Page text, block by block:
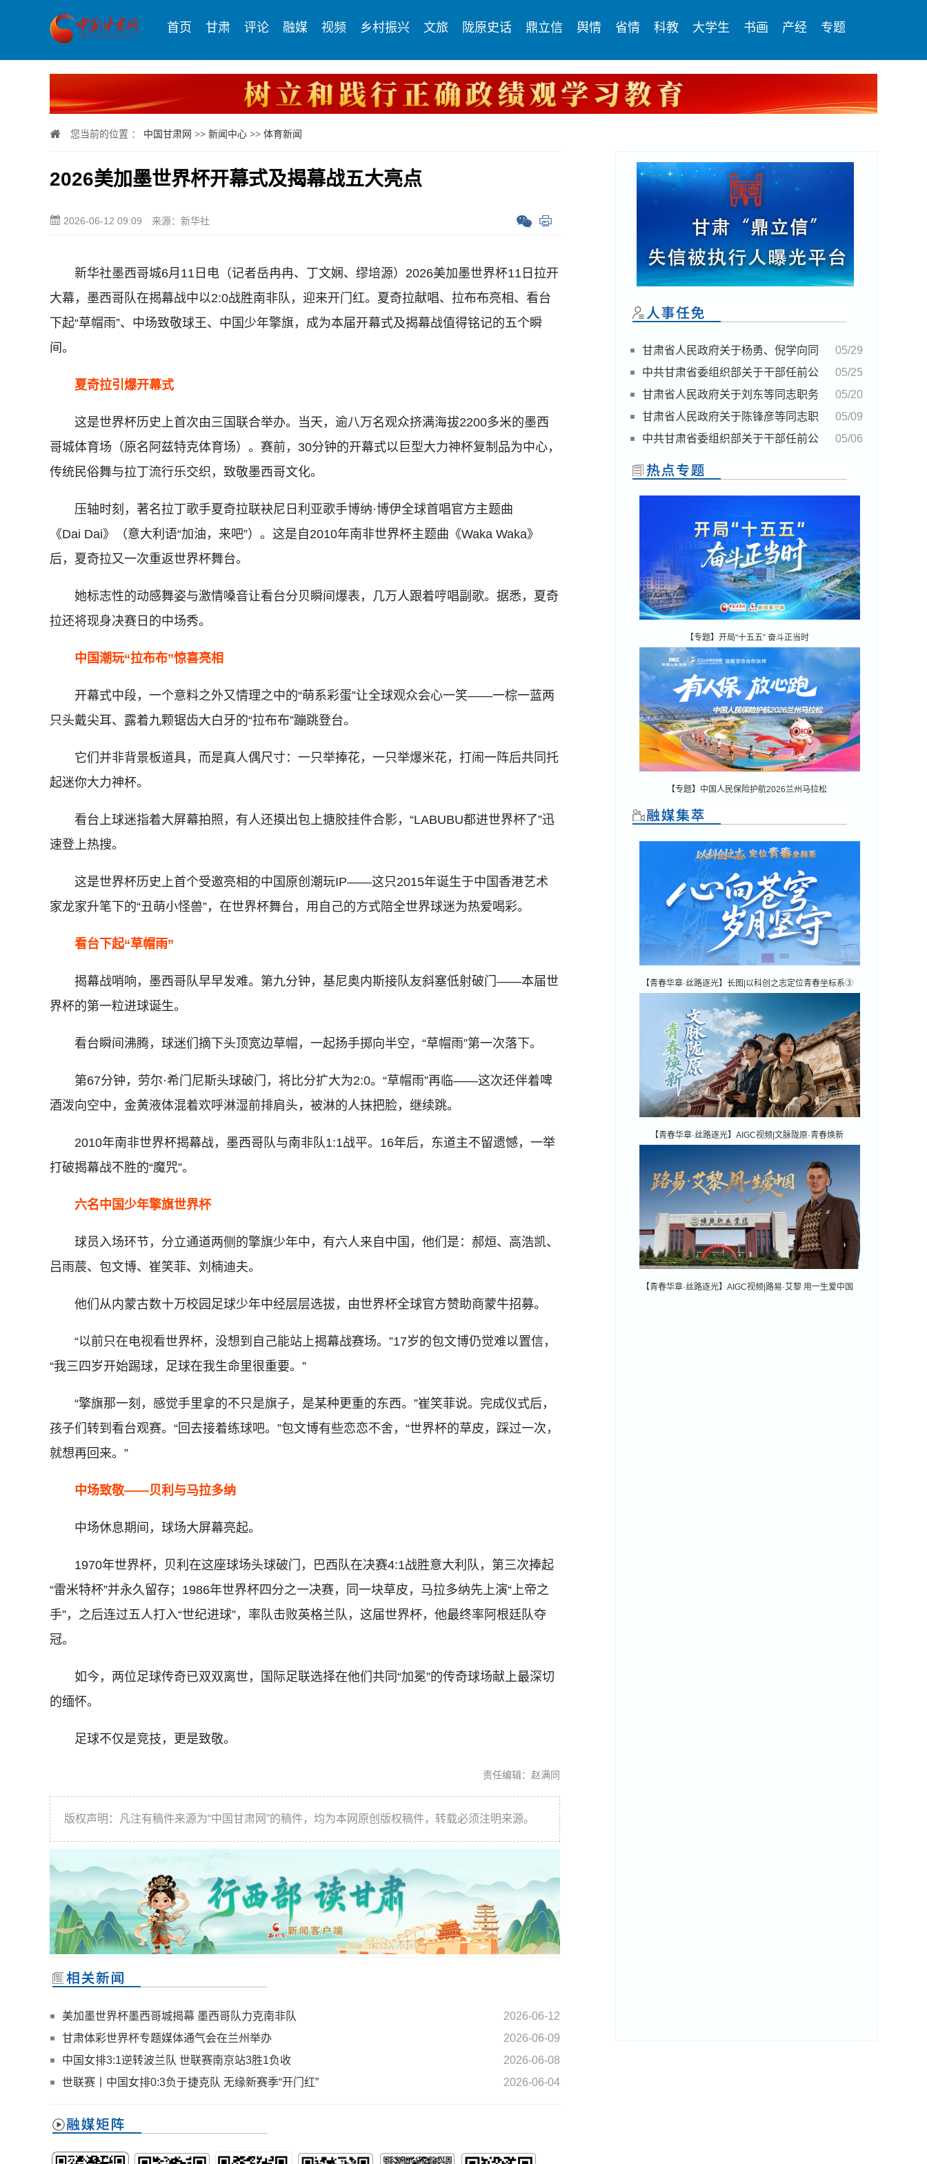
首页 甘肃 评论 融媒 视频 乡村振兴 文旅 陇原史话 鼎立信 舆情 省情 科教 大学生 书画 产经 专题
您当前的位置 ： 中国甘肃网 >> 新闻中心 >> 体育新闻
2026美加墨世界杯开幕式及揭幕战五大亮点
2026-06-12 09:09 来源：新华社
新华社墨西哥城6月11日电（记者岳冉冉、丁文娴、缪培源）2026美加墨世界杯11日拉开
大幕，墨西哥队在揭幕战中以2:0战胜南非队，迎来开门红。夏奇拉献唱、拉布布亮相、看台
下起“草帽雨”、中场致敬球王、中国少年擎旗，成为本届开幕式及揭幕战值得铭记的五个瞬
间。
夏奇拉引爆开幕式
这是世界杯历史上首次由三国联合举办。当天，逾八万名观众挤满海拔2200多米的墨西
哥城体育场（原名阿兹特克体育场）。赛前，30分钟的开幕式以巨型大力神杯复制品为中心，
传统民俗舞与拉丁流行乐交织，致敬墨西哥文化。
压轴时刻，著名拉丁歌手夏奇拉联袂尼日利亚歌手博纳·博伊全球首唱官方主题曲
《Dai Dai》（意大利语“加油，来吧”）。这是自2010年南非世界杯主题曲《Waka Waka》
后，夏奇拉又一次重返世界杯舞台。
她标志性的动感舞姿与激情嗓音让看台分贝瞬间爆表，几万人跟着哼唱副歌。据悉，夏奇
拉还将现身决赛日的中场秀。
中国潮玩“拉布布”惊喜亮相
开幕式中段，一个意料之外又情理之中的“萌系彩蛋”让全球观众会心一笑——一棕一蓝两
只头戴尖耳、露着九颗锯齿大白牙的“拉布布”蹦跳登台。
它们并非背景板道具，而是真人偶尺寸：一只举捧花，一只举爆米花，打闹一阵后共同托
起迷你大力神杯。
看台上球迷指着大屏幕拍照，有人还摸出包上搪胶挂件合影，“LABUBU都进世界杯了”迅
速登上热搜。
这是世界杯历史上首个受邀亮相的中国原创潮玩IP——这只2015年诞生于中国香港艺术
家龙家升笔下的“丑萌小怪兽”，在世界杯舞台，用自己的方式陪全世界球迷为热爱喝彩。
看台下起“草帽雨”
揭幕战哨响，墨西哥队早早发难。第九分钟，基尼奥内斯接队友斜塞低射破门——本届世
界杯的第一粒进球诞生。
看台瞬间沸腾，球迷们摘下头顶宽边草帽，一起扬手掷向半空，“草帽雨”第一次落下。
第67分钟，劳尔·希门尼斯头球破门，将比分扩大为2:0。“草帽雨”再临——这次还伴着啤
酒泼向空中，金黄液体混着欢呼淋湿前排肩头，被淋的人抹把脸，继续跳。
2010年南非世界杯揭幕战，墨西哥队与南非队1:1战平。16年后，东道主不留遗憾，一举
打破揭幕战不胜的“魔咒”。
六名中国少年擎旗世界杯
球员入场环节，分立通道两侧的擎旗少年中，有六人来自中国，他们是：郝烜、高浩凯、
吕雨莀、包文博、崔笑菲、刘楠迪夫。
他们从内蒙古数十万校园足球少年中经层层选拔，由世界杯全球官方赞助商蒙牛招募。
“以前只在电视看世界杯，没想到自己能站上揭幕战赛场。”17岁的包文博仍觉难以置信，
“我三四岁开始踢球，足球在我生命里很重要。”
“擎旗那一刻，感觉手里拿的不只是旗子，是某种更重的东西。”崔笑菲说。完成仪式后，
孩子们转到看台观赛。“回去接着练球吧。”包文博有些恋恋不舍，“世界杯的草皮，踩过一次，
就想再回来。”
中场致敬——贝利与马拉多纳
中场休息期间，球场大屏幕亮起。
1970年世界杯，贝利在这座球场头球破门，巴西队在决赛4:1战胜意大利队，第三次捧起
“雷米特杯”并永久留存；1986年世界杯四分之一决赛，同一块草皮，马拉多纳先上演“上帝之
手”，之后连过五人打入“世纪进球”，率队击败英格兰队，这届世界杯，他最终率阿根廷队夺
冠。
如今，两位足球传奇已双双离世，国际足联选择在他们共同“加冕”的传奇球场献上最深切
的缅怀。
足球不仅是竞技，更是致敬。
责任编辑：赵满同
版权声明：凡注有稿件来源为“中国甘肃网”的稿件，均为本网原创版权稿件，转载必须注明来源。
2026-06-12
美加墨世界杯墨西哥城揭幕 墨西哥队力克南非队
2026-06-09
甘肃体彩世界杯专题媒体通气会在兰州举办
2026-06-08
中国女排3:1逆转波兰队 世联赛南京站3胜1负收
2026-06-04
世联赛丨中国女排0:3负于捷克队 无缘新赛季“开门红”
05/29
甘肃省人民政府关于杨勇、倪学向同
志任职的通知
05/25
中共甘肃省委组织部关于干部任前公
示的公告
05/20
甘肃省人民政府关于刘东等同志职务
任免的通知(5月18日)
05/09
甘肃省人民政府关于陈锋彦等同志职
务任免的通知
05/06
中共甘肃省委组织部关于干部任前公
示的公告
【专题】开局“十五五” 奋斗正当时
【专题】中国人民保险护航2026兰州马拉松
【青春华章·丝路逐光】长图|以科创之志定位青春坐标系③
心向苍穹 岁月坚守
【青春华章·丝路逐光】AIGC视频|文脉陇原·青春焕新
【青春华章·丝路逐光】AIGC视频|路易·艾黎 用一生爱中国